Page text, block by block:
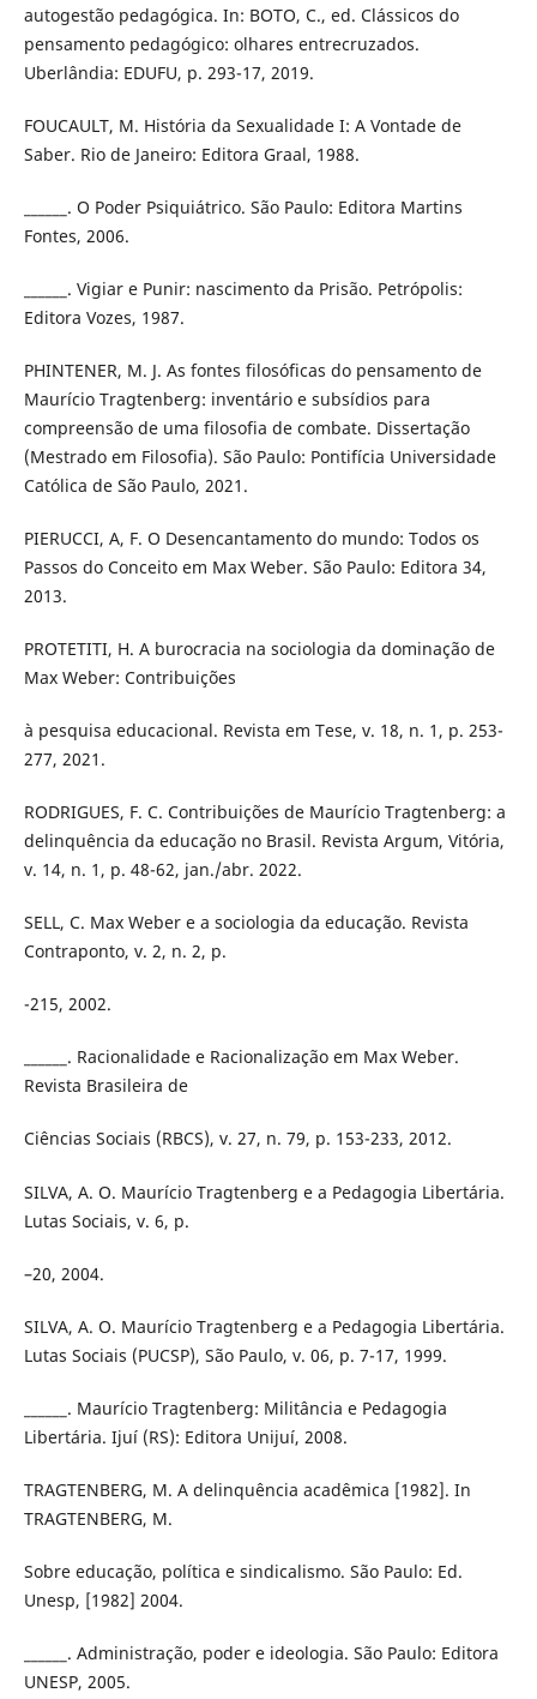
autogestão pedagógica. In: BOTO, C., ed. Clássicos do
pensamento pedagógico: olhares entrecruzados.
Uberlândia: EDUFU, p. 293-17, 2019.
FOUCAULT, M. História da Sexualidade I: A Vontade de
Saber. Rio de Janeiro: Editora Graal, 1988.
______. O Poder Psiquiátrico. São Paulo: Editora Martins
Fontes, 2006.
______. Vigiar e Punir: nascimento da Prisão. Petrópolis:
Editora Vozes, 1987.
PHINTENER, M. J. As fontes filosóficas do pensamento de
Maurício Tragtenberg: inventário e subsídios para
compreensão de uma filosofia de combate. Dissertação
(Mestrado em Filosofia). São Paulo: Pontifícia Universidade
Católica de São Paulo, 2021.
PIERUCCI, A, F. O Desencantamento do mundo: Todos os
Passos do Conceito em Max Weber. São Paulo: Editora 34,
2013.
PROTETITI, H. A burocracia na sociologia da dominação de
Max Weber: Contribuições
à pesquisa educacional. Revista em Tese, v. 18, n. 1, p. 253-
277, 2021.
RODRIGUES, F. C. Contribuições de Maurício Tragtenberg: a
delinquência da educação no Brasil. Revista Argum, Vitória,
v. 14, n. 1, p. 48-62, jan./abr. 2022.
SELL, C. Max Weber e a sociologia da educação. Revista
Contraponto, v. 2, n. 2, p.
-215, 2002.
______. Racionalidade e Racionalização em Max Weber.
Revista Brasileira de
Ciências Sociais (RBCS), v. 27, n. 79, p. 153-233, 2012.
SILVA, A. O. Maurício Tragtenberg e a Pedagogia Libertária.
Lutas Sociais, v. 6, p.
–20, 2004.
SILVA, A. O. Maurício Tragtenberg e a Pedagogia Libertária.
Lutas Sociais (PUCSP), São Paulo, v. 06, p. 7-17, 1999.
______. Maurício Tragtenberg: Militância e Pedagogia
Libertária. Ijuí (RS): Editora Unijuí, 2008.
TRAGTENBERG, M. A delinquência acadêmica [1982]. In
TRAGTENBERG, M.
Sobre educação, política e sindicalismo. São Paulo: Ed.
Unesp, [1982] 2004.
______. Administração, poder e ideologia. São Paulo: Editora
UNESP, 2005.